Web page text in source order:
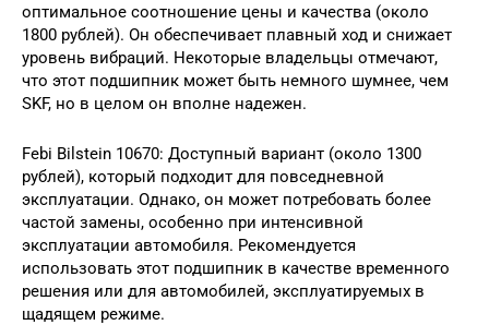
оптимальное соотношение цены и качества (около
1800 рублей). Он обеспечивает плавный ход и снижает
уровень вибраций. Некоторые владельцы отмечают,
что этот подшипник может быть немного шумнее, чем
SKF, но в целом он вполне надежен.
Febi Bilstein 10670: Доступный вариант (около 1300
рублей), который подходит для повседневной
эксплуатации. Однако, он может потребовать более
частой замены, особенно при интенсивной
эксплуатации автомобиля. Рекомендуется
использовать этот подшипник в качестве временного
решения или для автомобилей, эксплуатируемых в
щадящем режиме.